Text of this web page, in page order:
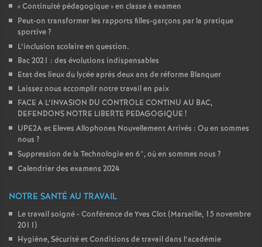
«Continuité pédagogique» en classe à examen
Peut-on transformer les rapports filles-garçons par la pratique
sportive?
L’inclusion scolaire en question.
Bac 2021 : des évolutions indispensables
Etat des lieux du lycée après deux ans de réforme Blanquer
Laissez nous accomplir notre travail en paix
FACE A L’INVASION DU CONTROLE CONTINU AU BAC,
DEFENDONS NOTRE LIBERTE PEDAGOGIQUE !
UPE2A et Eleves Allophones Nouvellement Arrivés : Ou en sommes
nous ?
Suppression de la Technologie en 6°, où en sommes nous ?
Calendrier des examens 2024
NOTRE SANTÉ AU TRAVAIL
Le travail soigné - Conférence de Yves Clot (Marseille, 15 novembre
2011)
Hygiène, Sécurité et Conditions de travail dans l’académie